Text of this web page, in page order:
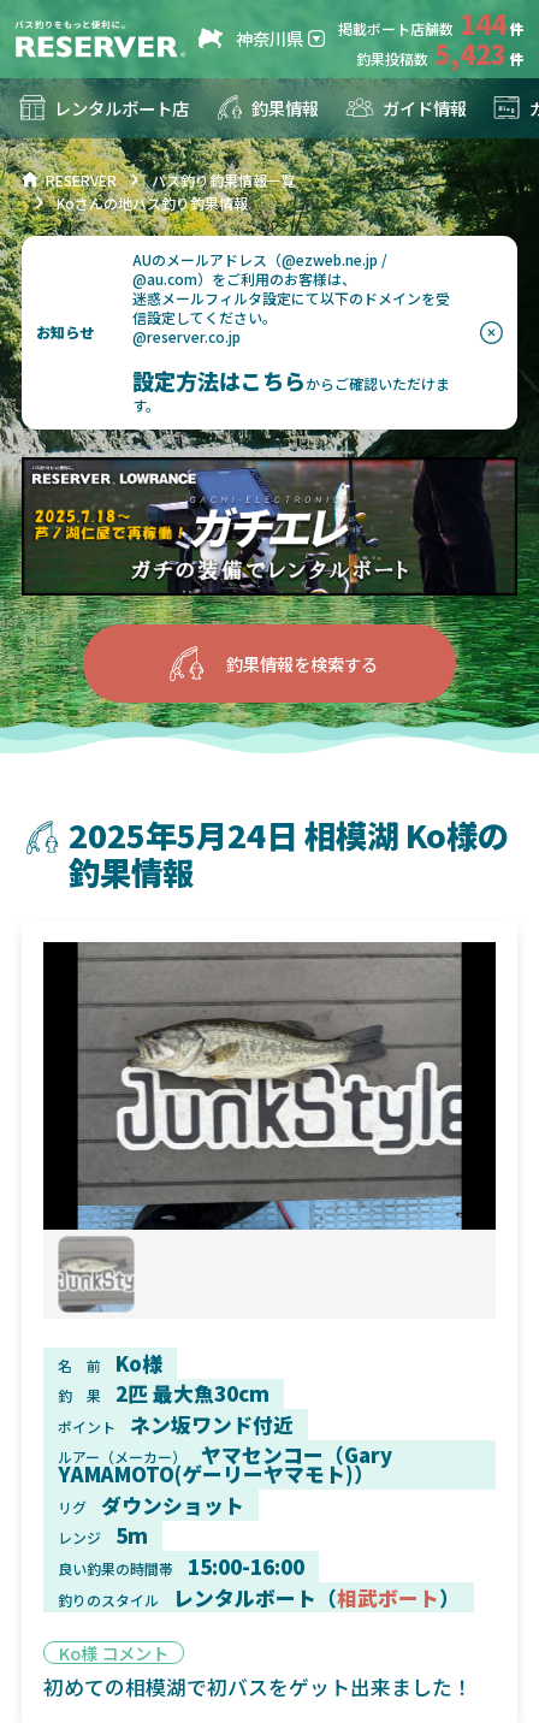
神奈川県 掲載ボート店舗数 144
釣果投稿数 5,423
レンタルボート店 釣果情報 ガイド情報
RESERVER
バス釣り釣果情報一覧
Koさんの地バス釣り釣果情報
お知らせ
AUのメールアドレス（@ezweb.ne.jp /
@au.com）をご利用のお客様は、
迷惑メールフィルタ設定にて以下のドメインを受
信設定してください。
@reserver.co.jp
設定方法はこちらからご確認いただけま
す。
釣果情報を検索する
2025年5月24日 相模湖 Ko様の
釣果情報
名 前 Ko様
釣 果 2匹 最大魚30cm
ポイント ネン坂ワンド付近
ルアー（メーカー） ヤマセンコー（Gary
YAMAMOTO(ゲーリーヤマモト)）
リグ ダウンショット
レンジ 5m
良い釣果の時間帯 15:00-16:00
釣りのスタイル レンタルボート（相武ボート）
Ko様 コメント
初めての相模湖で初バスをゲット出来ました！